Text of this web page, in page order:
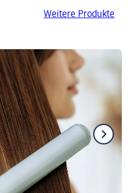
Weitere Produkte